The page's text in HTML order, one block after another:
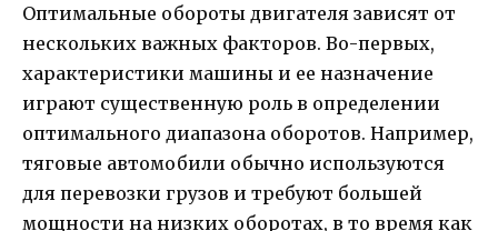
Оптимальные обороты двигателя зависят от
нескольких важных факторов. Во-первых,
характеристики машины и ее назначение
играют существенную роль в определении
оптимального диапазона оборотов. Например,
тяговые автомобили обычно используются
для перевозки грузов и требуют большей
мощности на низких оборотах, в то время как